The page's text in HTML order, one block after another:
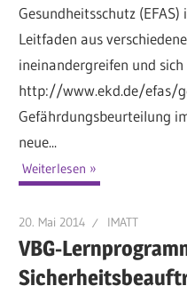
Gesundheitsschutz
Leitfaden aus
ineinandergreifen und
http://www.ekd.de/efas/
Gefährdungsbeurteilung
neue...
Weiterlesen
20. Mai 2014 IMATT
VBG-